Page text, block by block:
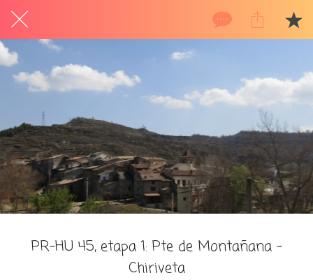
PR-HU 45, etapa 1: Pte de Montañana -
Chiriveta